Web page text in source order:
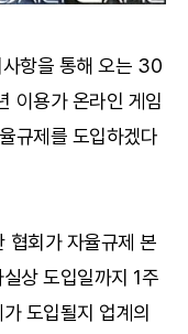
항을 통해 오는 30
이용가 온라인 게임
규제를 도입하겠다
협회가 자율규제 본
상 도입일까지 1주
도입될지 업계의